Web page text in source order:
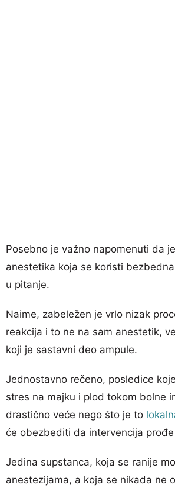
Posebno je važno napomenuti da
anestetika koja se koristi
u pitanje.
Naime, zabeležen je vrlo nizak
reakcija i to ne na sam anestetik,
koji je sastavni deo ampule.
Jednostavno rečeno, posledice
stres na majku i plod tokom bolne
drastično veće nego što je to
će obezbediti da intervencija
Jedina supstanca, koja se ranije
anestezijama, a koja se nikada ne